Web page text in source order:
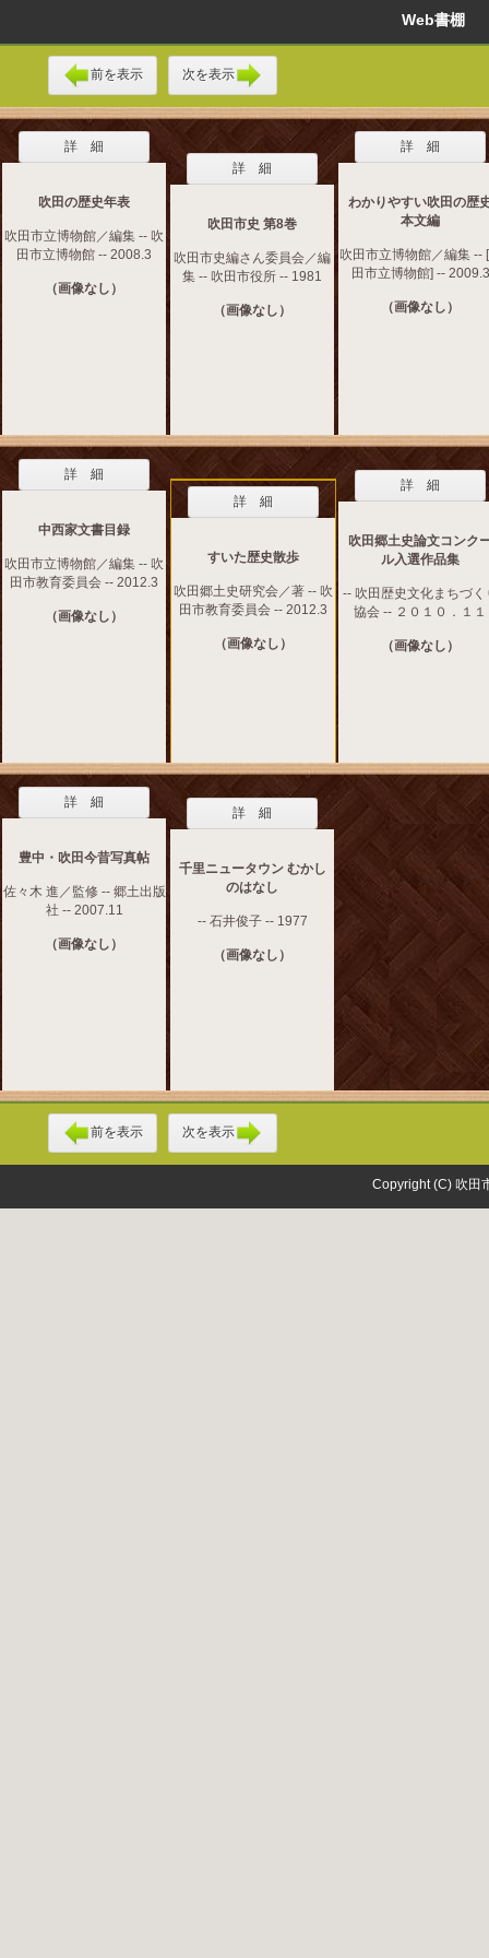
Web書棚
前を表示 次を表示
詳 細
吹田の歴史年表
吹田市立博物館／編集 -- 吹
田市立博物館 -- 2008.3
（画像なし）
詳 細
吹田市史 第8巻
吹田市史編さん委員会／編
集 -- 吹田市役所 -- 1981
（画像なし）
詳 細
わかりやすい吹田の歴
本文編
吹田市立博物館／編集 --
田市立博物館] -- 2009.3
（画像なし）
詳 細
中西家文書目録
吹田市立博物館／編集 -- 吹
田市教育委員会 -- 2012.3
（画像なし）
詳 細
すいた歴史散歩
吹田郷土史研究会／著 -- 吹
田市教育委員会 -- 2012.3
（画像なし）
詳 細
吹田郷土史論文コンク
ル入選作品集
-- 吹田歴史文化まちづく
協会 -- ２０１０．１１
（画像なし）
詳 細
豊中・吹田今昔写真帖
佐々木 進／監修 -- 郷土出版
社 -- 2007.11
（画像なし）
詳 細
千里ニュータウン むかし
のはなし
-- 石井俊子 -- 1977
（画像なし）
前を表示 次を表示
Copyright (C) 吹田